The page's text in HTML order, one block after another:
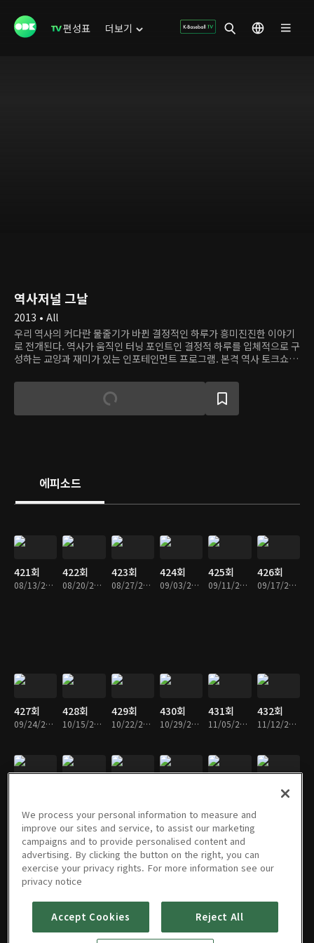
편성표 더보기
역사저널 그날
2013 • All
우리 역사의 커다란 물줄기가 바뀐 결정적인 하루가 흥미진진한 이야기
로 전개된다. 역사가 움직인 터닝 포인트인 결정적 하루를 입체적으로 구
성하는 교양과 재미가 있는 인포테인먼트 프로그램. 본격 역사 토크쇼 역
에피소드
421회
08/13/2023 • 49분
422회
08/20/2023 • 49분
423회
08/27/2023 • 48분
424회
09/03/2023 • 49분
425회
09/11/2023 • 49분
426회
09/17/2023 • 49분
427회
09/24/2023 • 49분
428회
10/15/2023 • 48분
429회
10/22/2023 • 49분
430회
10/29/2023 • 50분
431회
11/05/2023 • 49분
432회
11/12/2023 • 49분
438회
439회
12/31/2023 • 54분
440회 441회 442회 443회 444회
We process your personal information to measure and
improve our sites and service, to assist our marketing
campaigns and to provide personalised content and
advertising. By clicking the button on the right, you can
exercise your privacy rights. For more information see our
privacy notice
Accept Cookies Reject All